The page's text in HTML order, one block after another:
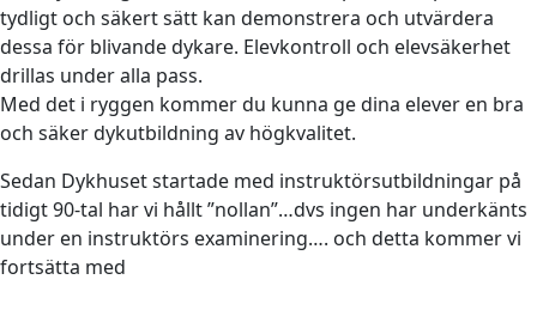
tydligt och säkert sätt kan demonstrera och utvärdera
dessa för blivande dykare. Elevkontroll och elevsäkerhet
drillas under alla pass.
Med det i ryggen kommer du kunna ge dina elever en bra
och säker dykutbildning av högkvalitet.
Sedan Dykhuset startade med instruktörsutbildningar på
tidigt 90-tal har vi hållt ”nollan”…dvs ingen har underkänts
under en instruktörs examinering…. och detta kommer vi
fortsätta med